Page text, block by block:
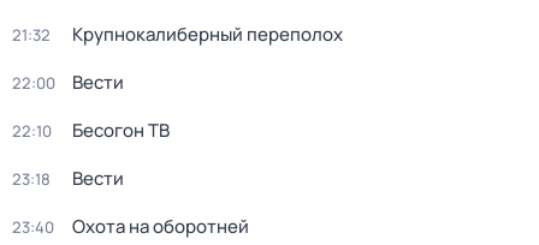
21:32 Крупнокалиберный переполох
22:00 Вести
22:10 Бесогон ТВ
23:18 Вести
23:40 Охота на оборотней